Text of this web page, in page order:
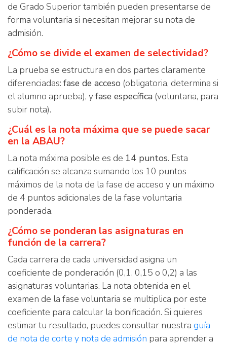
de Grado Superior también pueden presentarse de
forma voluntaria si necesitan mejorar su nota de
admisión.
¿Cómo se divide el examen de selectividad?
La prueba se estructura en dos partes claramente
diferenciadas: fase de acceso (obligatoria, determina si
el alumno aprueba), yfase específica (voluntaria, para
subir nota).
¿Cuál es la nota máxima que se puede sacar
en la ABAU?
La nota máxima posible es de 14 puntos. Esta
calificación se alcanza sumando los 10 puntos
máximos de la nota de la fase de acceso y un máximo
de 4 puntos adicionales de la fase voluntaria
ponderada.
¿Cómo se ponderan las asignaturas en
función de la carrera?
Cada carrera de cada universidad asigna un
coeficiente de ponderación (0,1, 0,15 o 0,2) a las
asignaturas voluntarias. La nota obtenida en el
examen de la fase voluntaria se multiplica por este
coeficiente para calcular la bonificación. Si quieres
estimar tu resultado, puedes consultar nuestra guía
de nota de corte y nota de admisión para aprender a